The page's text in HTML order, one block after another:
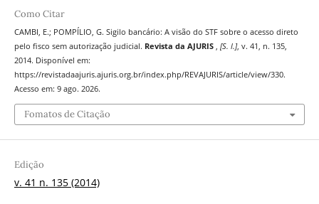
Como Citar
CAMBI, E.; POMPÍLIO, G. Sigilo bancário: A visão do STF sobre o acesso direto
pelo fisco sem autorização judicial. Revista da AJURIS , [S. l.], v. 41, n. 135,
2014. Disponível em:
https://revistadaajuris.ajuris.org.br/index.php/REVAJURIS/article/view/330.
Acesso em: 9 ago. 2026.
Fomatos de Citação
Edição
v. 41 n. 135 (2014)